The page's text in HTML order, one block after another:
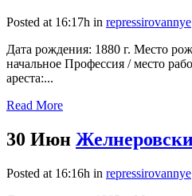
Posted at 16:17h in repressirovannye
Дата рождения: 1880 г. Место
начальное Профессия / место
ареста:...
Read More
30 Июн
Posted at 16:16h in repressirovannye